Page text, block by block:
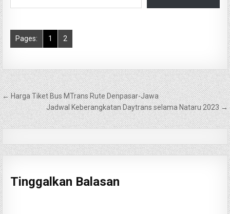
Pages: 1 2
Navigasi
pos
← Harga Tiket Bus MTrans Rute Denpasar-Jawa
Jadwal Keberangkatan Daytrans selama Nataru 2023 →
Tinggalkan Balasan